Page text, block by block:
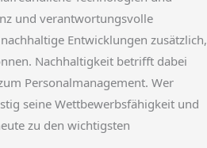
und verantwortungsvolle
Entwicklungen zusätzlich,
Nachhaltigkeit betrifft dabei
Personalmanagement. Wer
seine Wettbewerbsfähigkeit und
zu den wichtigsten